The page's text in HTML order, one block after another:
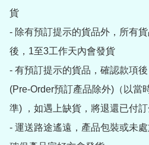
貨
- 除有預訂提示的貨品外，所有
後，1至3工作天內會發貨
- 有預訂提示的貨品，確認款項
(Pre-Order預訂產品除外)（以當
準) ，如遇上缺貨，將退還已付訂
- 運送路途遙遠，產品包裝或未